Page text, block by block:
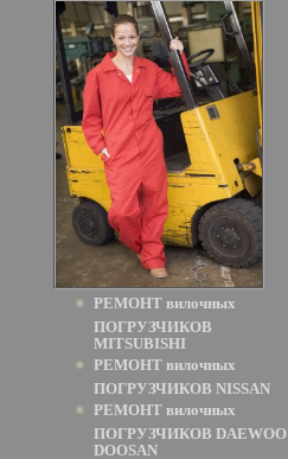
РЕМОНТ вилочных
ПОГРУЗЧИКОВ
MITSUBISHI
РЕМОНТ вилочных
ПОГРУЗЧИКОВ NISSAN
РЕМОНТ вилочных
ПОГРУЗЧИКОВ DAEWOO
DOOSAN